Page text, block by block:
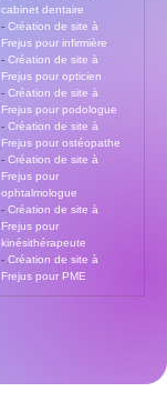
cabinet dentaire
- Création de site à
Frejus pour infirmière
- Création de site à
Frejus pour opticien
- Création de site à
Frejus pour podologue
- Création de site à
Frejus pour ostéopathe
- Création de site à
Frejus pour
ophtalmologue
- Création de site à
Frejus pour
kinésithérapeute
- Création de site à
Frejus pour PME